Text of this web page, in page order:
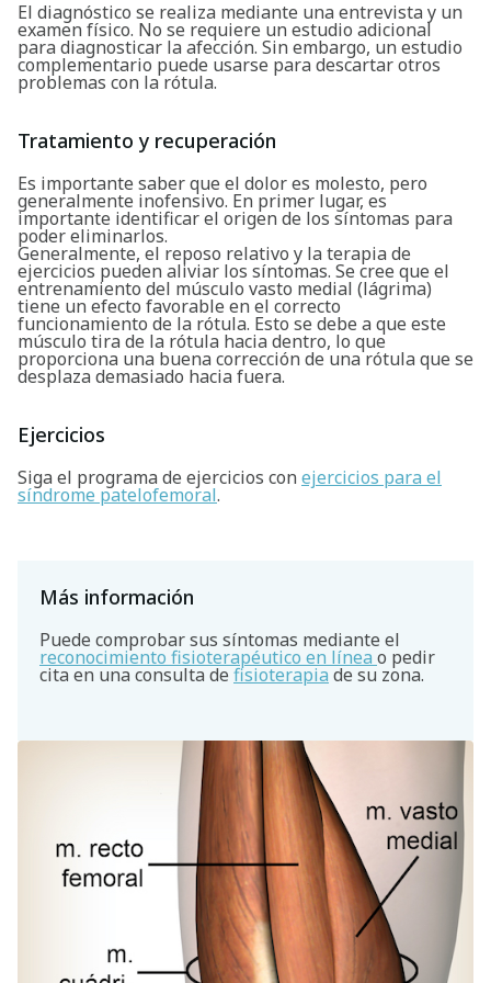
Buscar
El diagnóstico se realiza mediante una entrevista y un
examen físico. No se requiere un estudio adicional
para diagnosticar la afección. Sin embargo, un estudio
complementario puede usarse para descartar otros
problemas con la rótula.
Tratamiento y recuperación
Es importante saber que el dolor es molesto, pero
generalmente inofensivo. En primer lugar, es
importante identificar el origen de los síntomas para
poder eliminarlos.
Generalmente, el reposo relativo y la terapia de
ejercicios pueden aliviar los síntomas. Se cree que el
entrenamiento del músculo vasto medial (lágrima)
tiene un efecto favorable en el correcto
funcionamiento de la rótula. Esto se debe a que este
músculo tira de la rótula hacia dentro, lo que
proporciona una buena corrección de una rótula que se
desplaza demasiado hacia fuera.
Ejercicios
Siga el programa de ejercicios con ejercicios para el
síndrome patelofemoral.
Más información
Puede comprobar sus síntomas mediante el
reconocimiento fisioterapéutico en línea o pedir
cita en una consulta defisioterapiade su zona.